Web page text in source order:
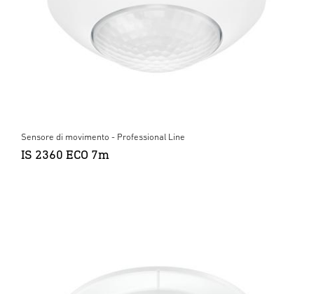
Sensore di movimento - Professional Line
IS 2360 ECO 7m